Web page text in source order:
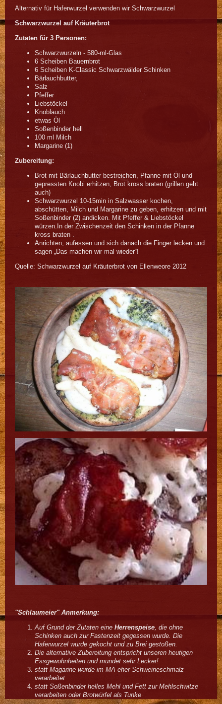
Alternativ für Haferwurzel verwenden wir Schwarzwurzel
Schwarzwurzel auf Kräuterbrot
Zutaten für 3 Personen:
Schwarzwurzeln - 580-ml-Glas
6 Scheiben Bauernbrot
6 Scheiben K-Classic Schwarzwälder Schinken
Bärlauchbutter,
Salz
Pfeffer
Liebstöckel
Knoblauch
etwas Öl
Soßenbinder hell
100 ml Milch
Margarine (1)
Zubereitung:
Brot mit Bärlauchbutter bestreichen, Pfanne mit Öl und
gepressten Knobi erhitzen, Brot kross braten (grillen geht
auch)
Schwarzwurzel 10-15min in Salzwasser kochen,
abschütten, Milch und Margarine zu geben, erhitzen und mit
Soßenbinder (2) andicken. Mit Pfeffer & Liebstöckel
würzen.In der Zwischenzeit den Schinken in der Pfanne
kross braten .
Anrichten, aufessen und sich danach die Finger lecken und
sagen „Das machen wir mal wieder“!
Quelle: Schwarzwurzel auf Kräuterbrot von Ellenweore 2012
"Schlaumeier" Anmerkung:
Auf Grund der Zutaten eine Herrenspeise , die ohne
Schinken auch zur Fastenzeit gegessen wurde. Die
Haferwurzel wurde gekocht und zu Brei gestoßen.
Die alternative Zubereitung entspricht unseren heutigen
Essgewohnheiten und mundet sehr Lecker!
statt Magarine wurde im MA eher Schweineschmalz
verarbeitet
statt Soßenbinder helles Mehl und Fett zur Mehlschwitze
verarbeiten oder Brotwürfel als Tunke